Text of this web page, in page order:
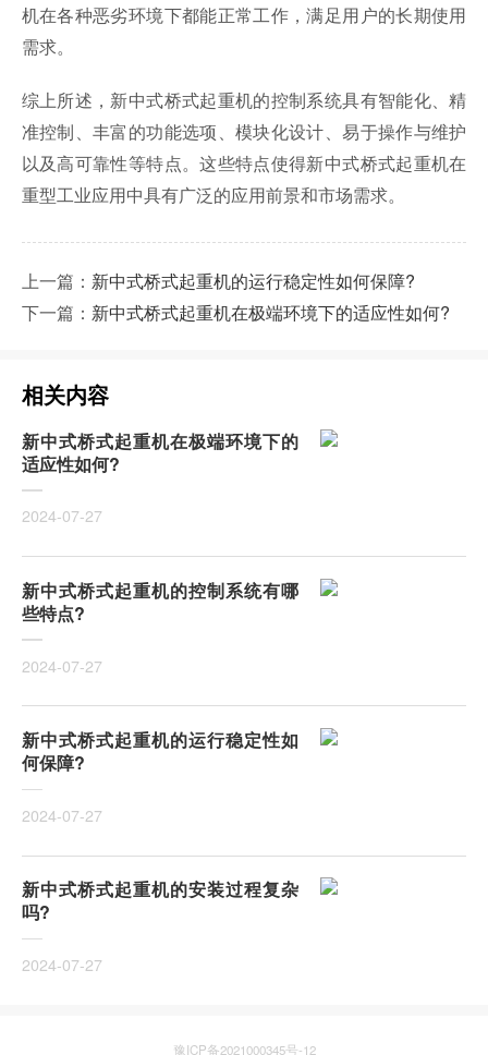
机在各种恶劣环境下都能正常工作，满足用户的长期使用
需求。
综上所述，新中式桥式起重机的控制系统具有智能化、精
准控制、丰富的功能选项、模块化设计、易于操作与维护
以及高可靠性等特点。这些特点使得新中式桥式起重机在
重型工业应用中具有广泛的应用前景和市场需求。
上一篇： 新中式桥式起重机的运行稳定性如何保障?
下一篇： 新中式桥式起重机在极端环境下的适应性如何?
相关内容
新中式桥式起重机在极端环境下的
适应性如何?
2024-07-27
新中式桥式起重机的控制系统有哪
些特点?
2024-07-27
新中式桥式起重机的运行稳定性如
何保障?
2024-07-27
新中式桥式起重机的安装过程复杂
吗?
2024-07-27
豫ICP备2021000345号-12